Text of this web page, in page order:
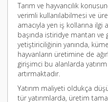
Tarım ve hayvancılık
verimli kullanılabilmesi ve
amacıyla yen iş kollarına ilgi
başında istiridye mantarı
yetiştiriciliğinin yanında,
hayvanların üretimine de
girişimci bu alanlarda
artırmaktadır.
Yatırım maliyeti oldukça
tür yatırımlarda, üretim